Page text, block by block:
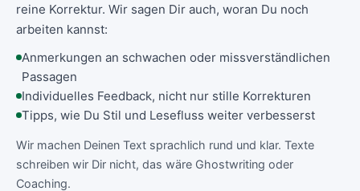
reine Korrektur. Wir sagen Dir auch, woran Du noch
arbeiten kannst:
Anmerkungen an schwachen oder missverständlichen
Passagen
Individuelles Feedback, nicht nur stille Korrekturen
Tipps, wie Du Stil und Lesefluss weiter verbesserst
Wir machen Deinen Text sprachlich rund und klar. Texte
schreiben wir Dir nicht, das wäre Ghostwriting oder
Coaching.